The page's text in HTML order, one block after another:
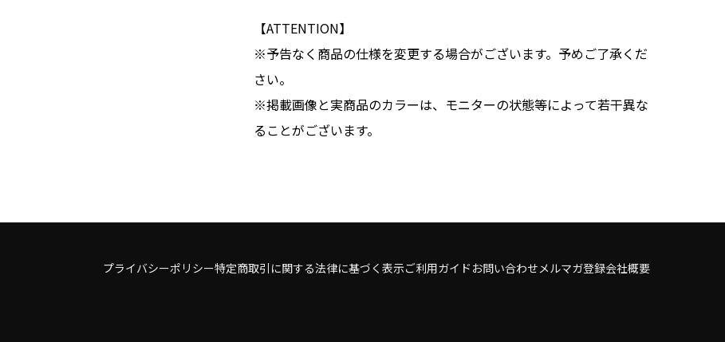
【ATTENTION】
※予告なく商品の仕様を変更する場合がございます。予めご了承くだ
さい。
※掲載画像と実商品のカラーは、モニターの状態等によって若干異な
ることがございます。
プライバシーポリシー特定商取引に関する法律に基づく表示ご利用ガイドお問い合わせ メルマガ登録会社概要